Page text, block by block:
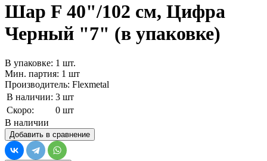
Шар F 40"/102 см, Цифра
Черный "7" (в упаковке)
В упаковке: 1 шт.
Мин. партия: 1 шт
Производитель: Flexmetal
В наличии: 3 шт
Скоро:
0 шт
В наличии
Добавить в сравнение